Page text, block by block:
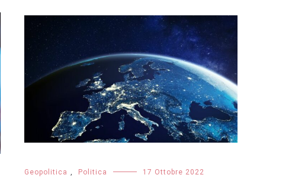
Geopolitica Politica 17 Ottobre 2022